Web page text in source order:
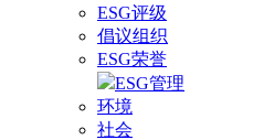
ESG评级
倡议组织
ESG荣誉
ESG管理
环境
社会